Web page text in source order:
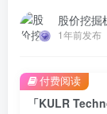
股价挖掘
1年前发布
付费阅读